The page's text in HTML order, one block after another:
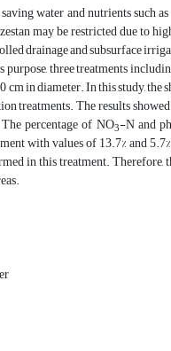
water and nutrients such
may be restricted due to
drainage and subsurface
three treatments
in diameter. In this study,
treatments. The results
percentage of NO3-N and
with values of 13.7% and
in this treatment.